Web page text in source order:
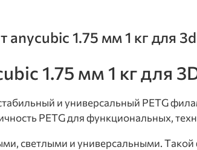
1.75 мм 1 кг для
1.75 мм 1 кг для
и универсальный PETG
PETG для функциональных,
светлыми и универсальными.